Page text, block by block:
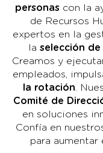
personascon la
de Recursos
expertos en la
la selección
Creamos y
empleados,
la rotación .
Comité de
en soluciones
Confía en
para